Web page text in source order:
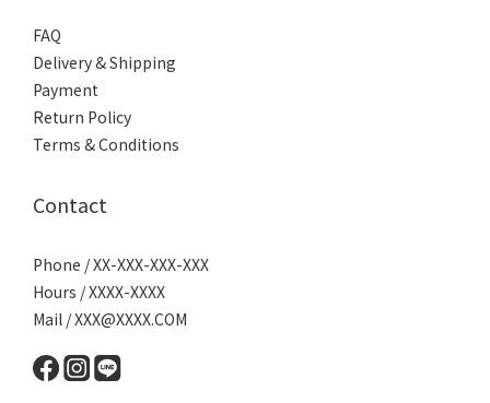
FAQ
Delivery & Shipping
Payment
Return Policy
Terms & Conditions
Contact
Phone / XX-XXX-XXX-XXX
Hours / XXXX-XXXX
Mail / XXX@XXXX.COM